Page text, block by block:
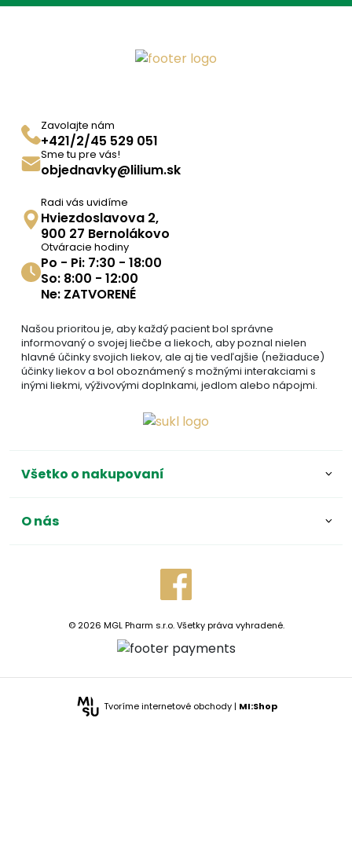
Zavolajte nám
+421/2/45 529 051
Sme tu pre vás!
objednavky@lilium.sk
Radi vás uvidíme
Hviezdoslavova 2,
900 27 Bernolákovo
Otváracie hodiny
Po - Pi: 7:30 - 18:00
So: 8:00 - 12:00
Ne: ZATVORENÉ
Našou prioritou je, aby každý pacient bol správne
informovaný o svojej liečbe a liekoch, aby poznal nielen
hlavné účinky svojich liekov, ale aj tie vedľajšie (nežiaduce)
účinky liekov a bol oboznámený s možnými interakciami s
inými liekmi, výživovými doplnkami, jedlom alebo nápojmi.
Všetko o nakupovaní
O nás
© 2026 MGL Pharm s.r.o. Všetky práva vyhradené.
Tvoríme internetové obchody | MI:Shop